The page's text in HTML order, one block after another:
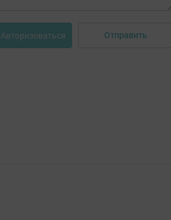
Авторизоваться Отправить